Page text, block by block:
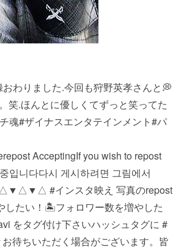
わりました.今回も狩野英孝さんと💭️
笑.ほんとに優しくてずっと笑ってた
魂#ザイナスエンタテインメント#パ
If you wish to repost
입니다 다시 게시하려면 그림에서
#インスタ映え 写真のrepost
たい！ 🏝フォロワー数を増やした
をタグ付け下さい️ ハッシュタグに #
待ちいただく場合がございます。 皆